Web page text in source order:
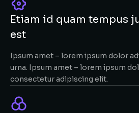
Etiam id quam tempus
est
Ipsum amet – lorem ipsum dolor
urna. Ipsum amet – lorem ipsum
consectetur adipiscing elit.